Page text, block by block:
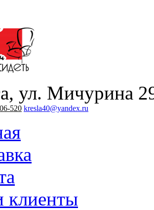
ул. Мичурина
520 kresla40@yandex.ru